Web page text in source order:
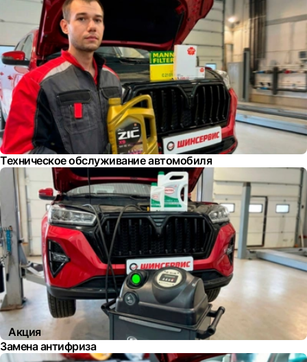
Техническое обслуживание автомобиля
Акция
Замена антифриза